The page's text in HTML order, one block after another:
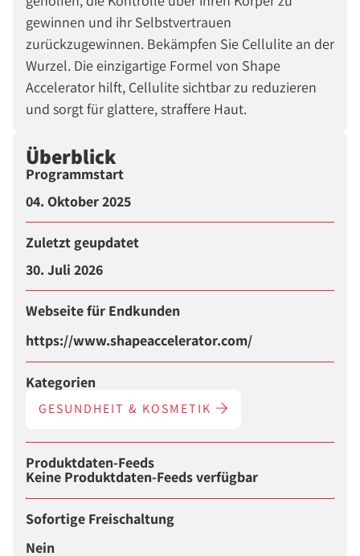
gewinnen und ihr Selbstvertrauen
zurückzugewinnen. Bekämpfen Sie Cellulite an der
Wurzel. Die einzigartige Formel von Shape
Accelerator hilft, Cellulite sichtbar zu reduzieren
und sorgt für glattere, straffere Haut.
Überblick
Programmstart
04. Oktober 2025
Zuletzt geupdatet
30. Juli 2026
Webseite für Endkunden
https://www.shapeaccelerator.com/
Kategorien
GESUNDHEIT & KOSMETIK
Produktdaten-Feeds
Keine Produktdaten-Feeds verfügbar
Sofortige Freischaltung
Nein